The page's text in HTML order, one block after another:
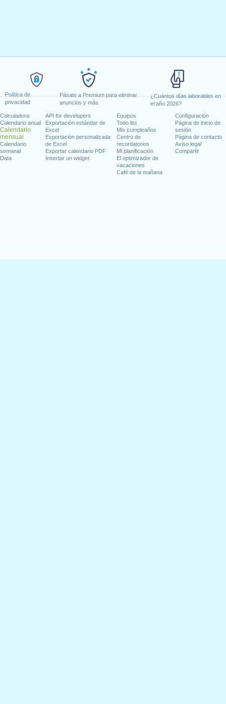
Política de
privacidad
Pásate a Premium para eliminar
anuncios y más
¿Cuántos días laborables en
el año 2026?
Calculadora
Calendario anual
Calendario
mensual
Calendario
semanal
Data
API for developers
Exportación estándar de
Excel
Exportación personalizada
de Excel
Exportar calendario PDF
Insertar un widget
Equipos
Todo list
Mis cumpleaños
Centro de
recordatorios
Mi planificación
El optimizador de
vacaciones
Café de la mañana
Configuración
Página de inicio de
sesión
Página de contacto
Aviso legal
Compartir